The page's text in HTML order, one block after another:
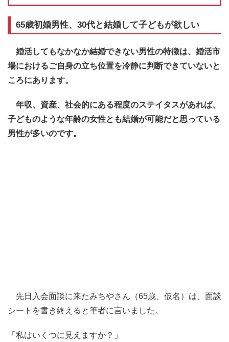
65歳初婚男性、30代と結婚して子どもが欲しい
婚活してもなかなか結婚できない男性の特徴は、婚活市
場におけるご自身の立ち位置を冷静に判断できていないと
ころにあります。
年収、資産、社会的にある程度のステイタスがあれば、
子どものような年齢の女性とも結婚が可能だと思っている
男性が多いのです。
先日入会面談に来たみちやさん（65歳、仮名）は、面談
シートを書き終えると筆者に言いました。
「私はいくつに見えますか？」